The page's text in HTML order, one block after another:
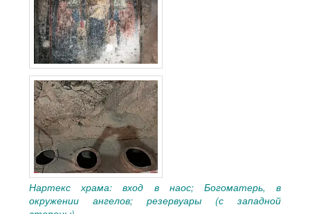
Нартекс храма: вход в наос; Богоматерь, в
окружении ангелов; резервуары (с западной